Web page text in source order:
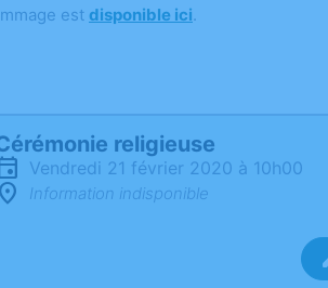
est disponible ici.
religieuse
vendredi 21 février 2020 à 10h00
Information indisponible